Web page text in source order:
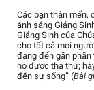
Các bạn thân mến,
ánh sáng Giáng
Giáng Sinh của
cho tất cả mọi
đang đến gần
họ được tha thứ;
đến sự sống” (Bài